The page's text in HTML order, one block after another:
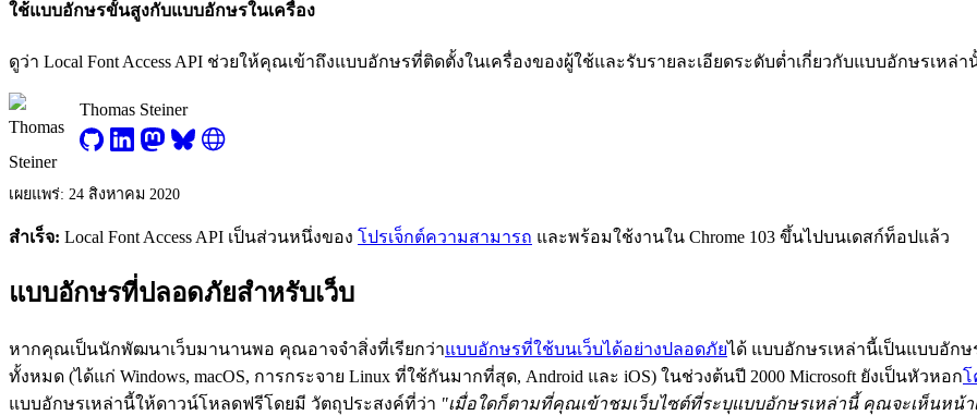
ใช้แบบอักษรขั้นสูงกับแบบอักษรในเครื่อง
ดูว่า Local Font Access API ช่วยให้คุณเข้าถึงแบบอักษรที่ติดตั้งในเครื่องของผู้ใช้และรับรายละเอียดระดับต่ำเกี่ยวกับแบบอักษรเหล่า
Thomas Steiner
เผยแพร่: 24 สิงหาคม 2020
สำเร็จ: Local Font Access API เป็นส่วนหนึ่งของ โปรเจ็กต์ความสามารถ และพร้อมใช้งานใน Chrome 103 ขึ้นไปบนเดสก์ท็อปแล้ว
แบบอักษรที่ปลอดภัยสำหรับเว็บ
หากคุณเป็นนักพัฒนาเว็บมานานพอ คุณอาจจำสิ่งที่เรียกว่าแบบอักษรที่ใช้บนเว็บได้อย่างปลอดภัยได้ แบบอักษรเหล่านี้เป็นแบบอัก
ทั้งหมด (ได้แก่ Windows, macOS, การกระจาย Linux ที่ใช้กันมากที่สุด, Android และ iOS) ในช่วงต้นปี 2000 Microsoft ยังเป็นหัวหอกโ
แบบอักษรเหล่านี้ให้ดาวน์โหลดฟรีโดยมี วัตถุประสงค์ที่ว่า "เมื่อใดก็ตามที่คุณเข้าชมเว็บไซต์ที่ระบุแบบอักษรเหล่านี้ คุณจะเห็นหน้า